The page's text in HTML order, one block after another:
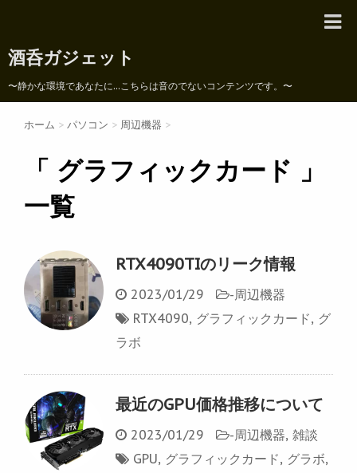
酒呑ガジェット
〜静かな環境であなたに...こちらは音のでないコンテンツです。〜
ホーム > パソコン > 周辺機器 >
「 グラフィックカード 」
一覧
RTX4090TIのリーク情報
2023/01/29 -周辺機器
RTX4090, グラフィックカード, グ
ラボ
最近のGPU価格推移について
2023/01/29 -周辺機器, 雑談
GPU, グラフィックカード, グラボ,